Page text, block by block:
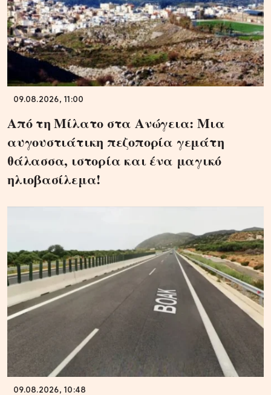
09.08.2026, 11:00
Από τη Μίλατο στα Ανώγεια: Μια
αυγουστιάτικη πεζοπορία γεμάτη
θάλασσα, ιστορία και ένα μαγικό
ηλιοβασίλεμα!
09.08.2026, 10:48